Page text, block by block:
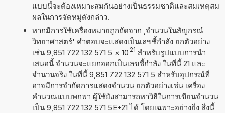
แบบนี้จะต้องเหมาะสมกันอย่างเป็นธรรมชาติและสมเหตุสม
ผลในการจัดหมู่ดังกล่าว.
หากมีการใช้เครื่องหมายถูกถัดจาก ,จำนวนในสัญกรณ์
วิทยาศาสตร์' คำตอบจะแสดงเป็นเลขชี้กำลัง ยกตัวอย่าง
เช่น 9,851 722 132 571 5 × 10 21 สำหรับรูปแบบการนำ
เสนอนี้ จำนวนจะแยกออกเป็นเลขชี้กำลัง ในที่นี้ 21 และ
จำนวนจริง ในที่นี้ 9,851 722 132 571 5 สำหรับอุปกรณ์ที่
อาจมีการจำกัดการแสดงจำนวน ยกตัวอย่างเช่น เครื่อง
คำนวณแบบพกพา ผู้ใช้ยังสามารถหาวิธีในการเขียนจำนวน
เป็น 9,851 722 132 571 5E+21 ได้ โดยเฉพาะอย่างยิ่ง สิ่งนี้